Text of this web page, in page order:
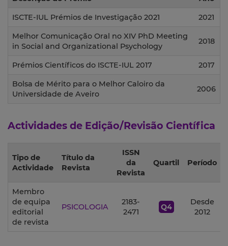
ISCTE-IUL Prémios de Investigação 2021 2021
Melhor Comunicação Oral no XIV PhD Meeting
in Social and Organizational Psychology
2018
Prémios Científicos do ISCTE-IUL 2017 2017
Bolsa de Mérito para o Melhor Caloiro da
Universidade de Aveiro
2006
Actividades de Edição/Revisão Científica
Tipo de
Actividade
Título da
Revista
ISSN
da
Revista
Quartil Período
Membro
de equipa
editorial
de revista
PSICOLOGIA
2183-
2471
Q4
Desde
2012